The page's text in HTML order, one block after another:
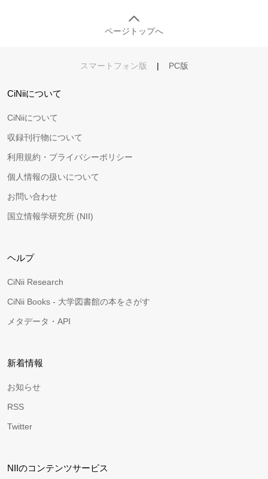
ページトップへ
スマートフォン版 | PC版
CiNiiについて
CiNiiについて
収録刊行物について
利用規約・プライバシーポリシー
個人情報の扱いについて
お問い合わせ
国立情報学研究所 (NII)
ヘルプ
CiNii Research
CiNii Books - 大学図書館の本をさがす
メタデータ・API
新着情報
お知らせ
RSS
Twitter
NIIのコンテンツサービス